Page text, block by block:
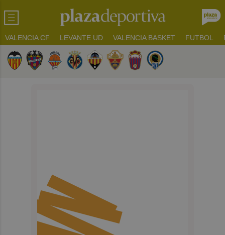
VALENCIA CF LEVANTE UD VALENCIA BASKET FUTBOL